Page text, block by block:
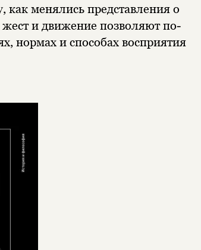
как менялись представления о
жест и движение позволяют по-
нормах и способах восприятия